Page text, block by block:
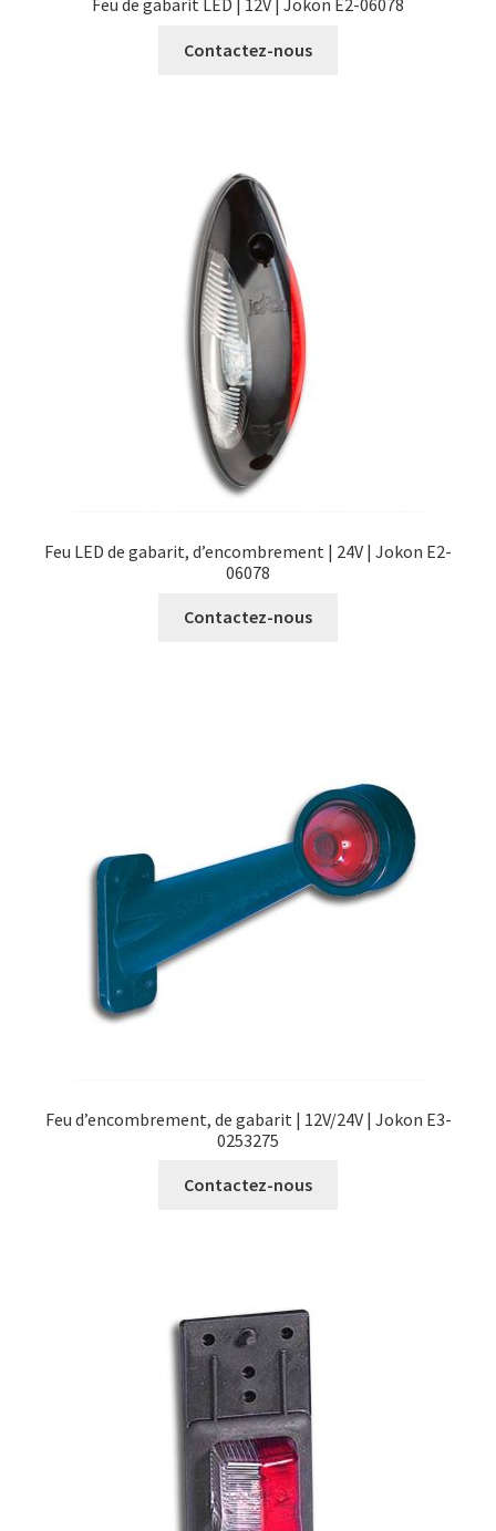
Feu de gabarit LED | 12V | Jokon E2-06078
Contactez-nous
Feu LED de gabarit, d’encombrement | 24V | Jokon E2-
06078
Contactez-nous
Feu d’encombrement, de gabarit | 12V/24V | Jokon E3-
0253275
Contactez-nous